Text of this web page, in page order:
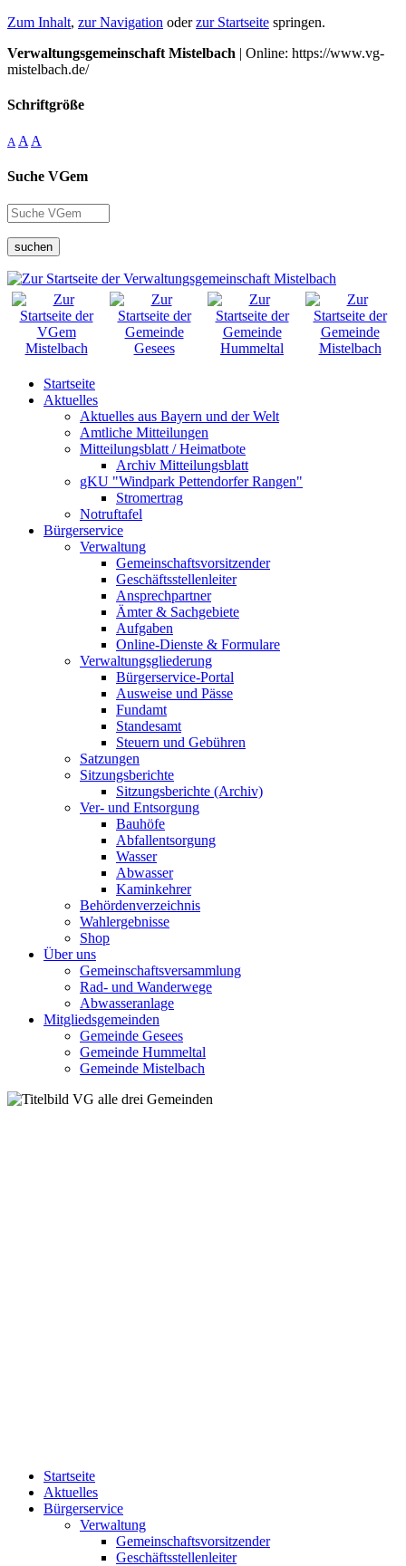
Zum Inhalt, zur Navigation oderzur Startseite springen.
Verwaltungsgemeinschaft Mistelbach | Online: https://www.vg-
mistelbach.de/
Schriftgröße
A A A
Suche VGem
suchen
Startseite
Aktuelles
Aktuelles aus Bayern und der Welt
Amtliche Mitteilungen
Mitteilungsblatt / Heimatbote
Archiv Mitteilungsblatt
gKU "Windpark Pettendorfer Rangen"
Stromertrag
Notruftafel
Bürgerservice
Verwaltung
Gemeinschaftsvorsitzender
Geschäftsstellenleiter
Ansprechpartner
Ämter & Sachgebiete
Aufgaben
Online-Dienste & Formulare
Verwaltungsgliederung
Bürgerservice-Portal
Ausweise und Pässe
Fundamt
Standesamt
Steuern und Gebühren
Satzungen
Sitzungsberichte
Sitzungsberichte (Archiv)
Ver- und Entsorgung
Bauhöfe
Abfallentsorgung
Wasser
Abwasser
Kaminkehrer
Behördenverzeichnis
Wahlergebnisse
Shop
Über uns
Gemeinschaftsversammlung
Rad- und Wanderwege
Abwasseranlage
Mitgliedsgemeinden
Gemeinde Gesees
Gemeinde Hummeltal
Gemeinde Mistelbach
Startseite
Aktuelles
Bürgerservice
Verwaltung
Gemeinschaftsvorsitzender
Geschäftsstellenleiter